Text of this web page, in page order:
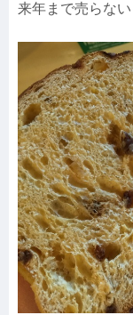
来年まで売らな